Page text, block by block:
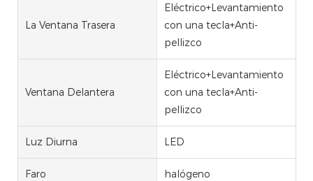
La Ventana Trasera
Eléctrico+Levantamiento
con una tecla+Anti-
pellizco
Ventana Delantera
Eléctrico+Levantamiento
con una tecla+Anti-
pellizco
Luz Diurna LED
Faro halógeno